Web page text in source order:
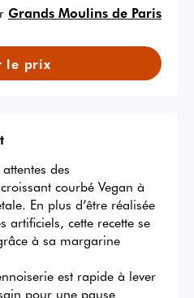
Grands Moulins de Paris
le prix
des
courbé Vegan à
En plus d’être réalisée
artificiels, cette recette se
à sa margarine
est rapide à lever
pour une pause